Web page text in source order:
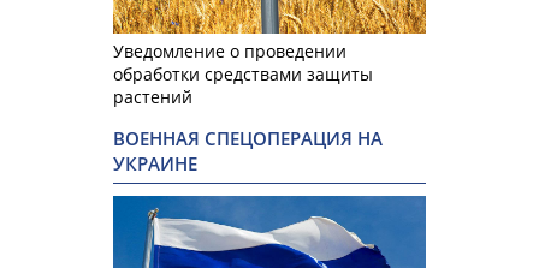
Уведомление о проведении
обработки средствами защиты
растений
ВОЕННАЯ СПЕЦОПЕРАЦИЯ НА
УКРАИНЕ